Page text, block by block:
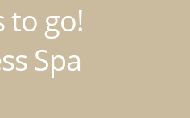
to go!
Spa